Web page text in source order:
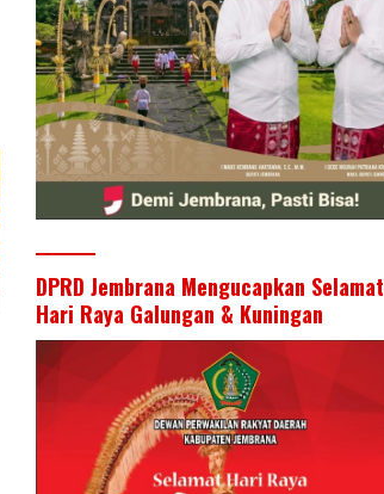
DPRD Jembrana Mengucapkan Selamat
Hari Raya Galungan & Kuningan